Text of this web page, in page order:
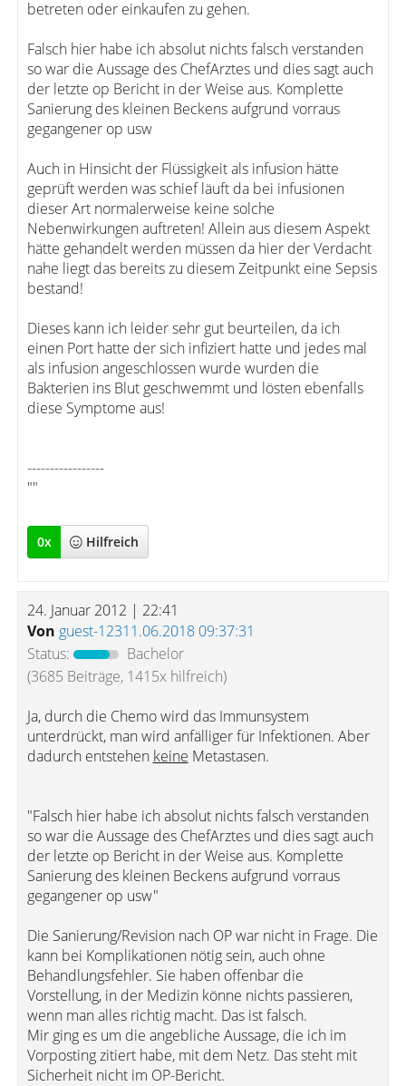
betreten oder einkaufen zu gehen.
Falsch hier habe ich absolut nichts falsch verstanden
so war die Aussage des ChefArztes und dies sagt auch
der letzte op Bericht in der Weise aus. Komplette
Sanierung des kleinen Beckens aufgrund vorraus
gegangener op usw
Auch in Hinsicht der Flüssigkeit als infusion hätte
geprüft werden was schief läuft da bei infusionen
dieser Art normalerweise keine solche
Nebenwirkungen auftreten! Allein aus diesem Aspekt
hätte gehandelt werden müssen da hier der Verdacht
nahe liegt das bereits zu diesem Zeitpunkt eine Sepsis
bestand!
Dieses kann ich leider sehr gut beurteilen, da ich
einen Port hatte der sich infiziert hatte und jedes mal
als infusion angeschlossen wurde wurden die
Bakterien ins Blut geschwemmt und lösten ebenfalls
diese Symptome aus!
-----------------
""
0x Hilfreich
24. Januar 2012 | 22:41
Von guest-12311.06.2018 09:37:31
Status:
Bachelor
(3685 Beiträge, 1415x hilfreich)
Ja, durch die Chemo wird das Immunsystem
unterdrückt, man wird anfälliger für Infektionen. Aber
dadurch entstehen keine Metastasen.
"Falsch hier habe ich absolut nichts falsch verstanden
so war die Aussage des ChefArztes und dies sagt auch
der letzte op Bericht in der Weise aus. Komplette
Sanierung des kleinen Beckens aufgrund vorraus
gegangener op usw"
Die Sanierung/Revision nach OP war nicht in Frage. Die
kann bei Komplikationen nötig sein, auch ohne
Behandlungsfehler. Sie haben offenbar die
Vorstellung, in der Medizin könne nichts passieren,
wenn man alles richtig macht. Das ist falsch.
Mir ging es um die angebliche Aussage, die ich im
Vorposting zitiert habe, mit dem Netz. Das steht mit
Sicherheit nicht im OP-Bericht.